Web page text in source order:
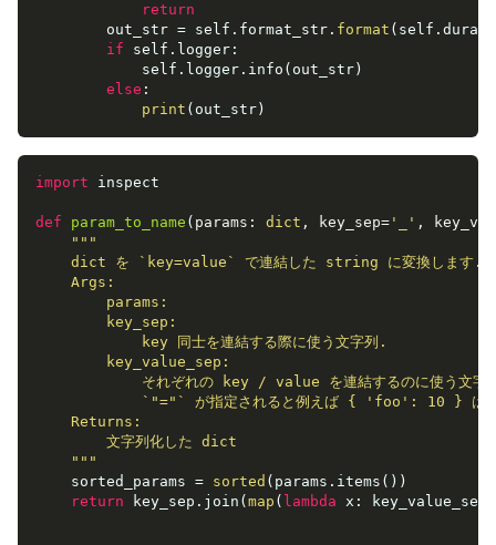
return
        out_str = self.format_str.
format
if self.logger:
            self.logger.info(out_str)
else :
print (out_str)
import inspect
def param_to_name ( params: dict , key_sep= '_' ,
"""
    dict を `key=value` で連結した string に変換します.
    Args:
        params:
        key_sep:
            key 同士を連結する際に使う文字列.
        key_value_sep:
それぞれの key / value を連結するのに使う文字
`"="` が指定されると例えば { 'foo': 10 } は
    Returns:
        文字列化した dict
    """
    sorted_params =
sorted (params.items())
return key_sep.join( map ( lambda x: